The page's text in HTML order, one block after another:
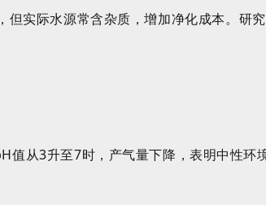
实际水源常含杂质，增加净化成本。研
从3升至7时，产气量下降，表明中性环